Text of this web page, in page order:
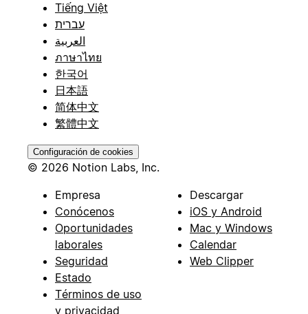
Tiếng Việt
עברית
العربية
ภาษาไทย
한국어
日本語
简体中文
繁體中文
Configuración de cookies
© 2026 Notion Labs, Inc.
Empresa
Conócenos
Oportunidades
laborales
Seguridad
Estado
Términos de uso
y privacidad
Descargar
iOS y Android
Mac y Windows
Calendar
Web Clipper